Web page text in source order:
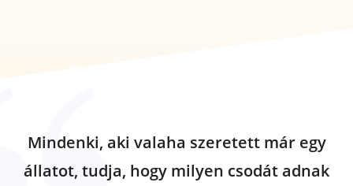
Mindenki, aki valaha szeretett már egy
állatot, tudja, hogy milyen csodát adnak